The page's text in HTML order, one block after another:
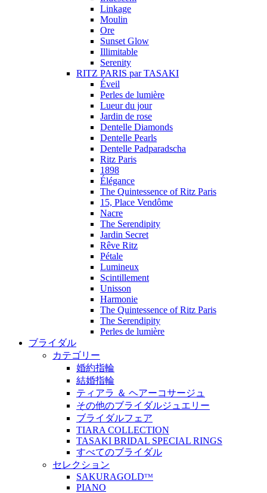
Linkage
Moulin
Ore
Sunset Glow
Illimitable
Serenity
RITZ PARIS par TASAKI
Éveil
Perles de lumière
Lueur du jour
Jardin de rose
Dentelle Diamonds
Dentelle Pearls
Dentelle Padparadscha
Ritz Paris
1898
Élégance
The Quintessence of Ritz Paris
15, Place Vendôme
Nacre
The Serendipity
Jardin Secret
Rêve Ritz
Pétale
Lumineux
Scintillement
Unisson
Harmonie
The Quintessence of Ritz Paris
The Serendipity
Perles de lumière
ブライダル
カテゴリー
婚約指輪
結婚指輪
ティアラ ＆ ヘアーコサージュ
その他のブライダルジュエリー
ブライダルフェア
TIARA COLLECTION
TASAKI BRIDAL SPECIAL RINGS
すべてのブライダル
セレクション
SAKURAGOLDᵀᴹ
PIANO